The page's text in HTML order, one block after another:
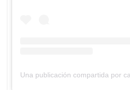
Una publicación compartida por